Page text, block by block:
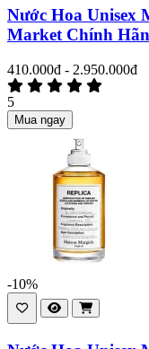
Nước Hoa Unisex
Market Chính
410.000đ - 2.950.000đ
5
Mua ngay
-10%